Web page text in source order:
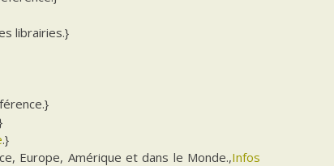
librairies.}
.}
Europe, Amérique et dans le Monde.,Infos